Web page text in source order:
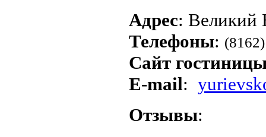
Адрес: Великий
Телефоны:
Сайт
E-mail:
Отзывы: